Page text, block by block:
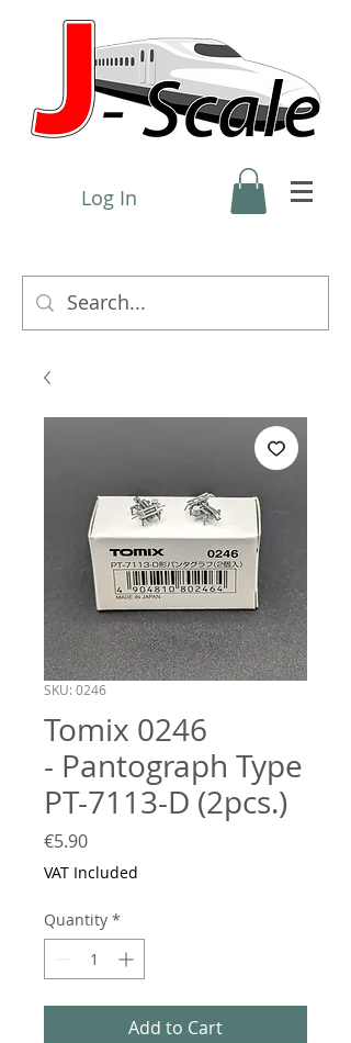
Log In
SKU: 0246
Tomix 0246
- Pantograph Type
PT-7113-D (2pcs.)
€5.90Price
VAT Included
Quantity *
Add to Cart